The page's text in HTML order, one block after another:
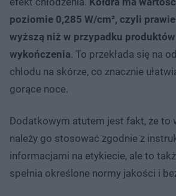
poziomie 0,285 W/cm², czyli
wyższą niż w przypadku
wykończenia. To przekłada się na
chłodu na skórze, co znacznie
gorące noce.
Dodatkowym atutem jest fakt, że to
należy go stosować zgodnie z
informacjami na etykiecie, ale to
spełnia określone normy jakości i